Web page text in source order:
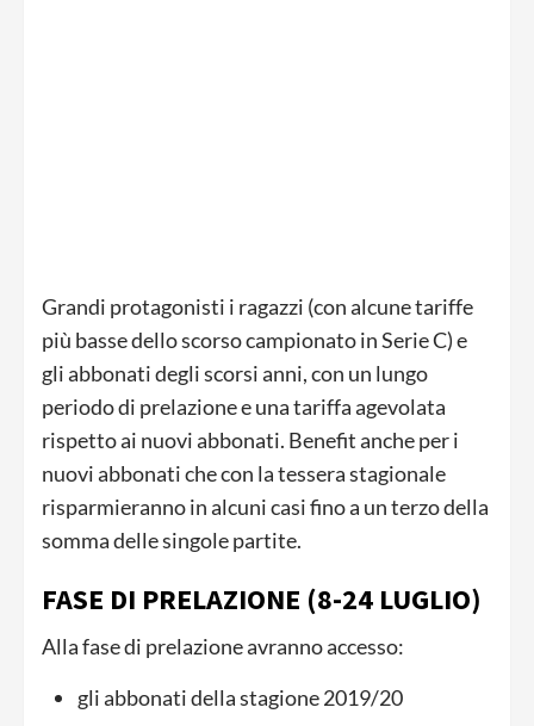
Grandi protagonisti i ragazzi (con alcune tariffe
più basse dello scorso campionato in Serie C) e
gli abbonati degli scorsi anni, con un lungo
periodo di prelazione e una tariffa agevolata
rispetto ai nuovi abbonati. Benefit anche per i
nuovi abbonati che con la tessera stagionale
risparmieranno in alcuni casi fino a un terzo della
somma delle singole partite.
FASE DI PRELAZIONE (8-24 LUGLIO)
Alla fase di prelazione avranno accesso:
gli abbonati della stagione 2019/20